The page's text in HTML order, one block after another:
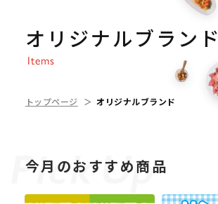
オリジナルブランド
Items
トップページ オリジナルブランド
今月のおすすめ商品